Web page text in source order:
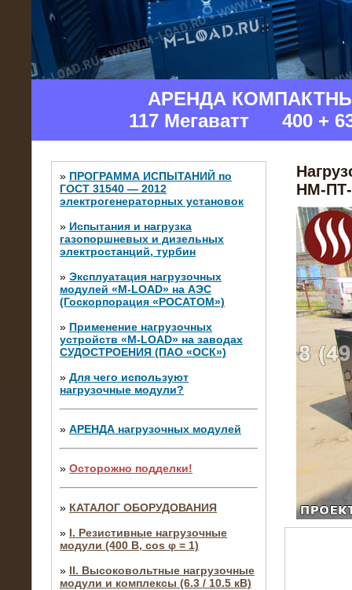
АРЕНДА
117 Мегаватт 400 +
» ПРОГРАММА ИСПЫТАНИЙ по
ГОСТ 31540 — 2012
электрогенераторных установок
» Испытания и нагрузка
газопоршневых и дизельных
электростанций, турбин
» Эксплуатация нагрузочных
модулей «M-LOAD» на АЭС
(Госкорпорация «РОСАТОМ»)
» Применение нагрузочных
устройств «M-LOAD» на заводах
СУДОСТРОЕНИЯ (ПАО «ОСК»)
» Для чего используют
нагрузочные модули?
» АРЕНДА нагрузочных модулей
» Осторожно подделки!
» КАТАЛОГ ОБОРУДОВАНИЯ
» I. Резистивные нагрузочные
модули (400 В, cos φ = 1)
» II. Высоковольтные нагрузочные
модули и комплексы (6.3 / 10.5 кВ)
НМ-ПТ-